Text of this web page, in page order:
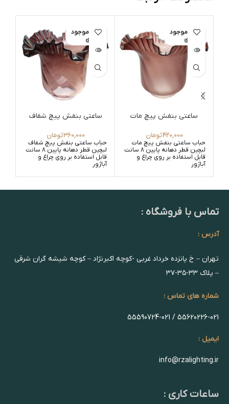
اتمام موجود
ی
ساعتی بنفش پیچ مات
420,000تومان
حباب ساعتی بنفش پیچ مات
لبچین قطر دهانه پایین 8 سانت
قابل استفاده بر روی چراغ و
آباژور
اتمام موجود
ی
ساعتی بنفش پیچ شفاف
360,000تومان
حباب ساعتی بنفش پیچ شفاف
لبچین قطر دهانه پایین 8 سانت
قابل استفاده بر روی چراغ و
آباژور
تماس با فروشگاه :
آدرس :
تهران – خ پانزده خرداد غربی -کوچه اکبرنژاد – کوچه شیشه گران شرقی
– پلاک ۳۳-۳۵-۳۷
شماره های تماس :
55620226-021 / 55590724-021
ایمیل :
info@rzalighting.ir
ساعات کاری :